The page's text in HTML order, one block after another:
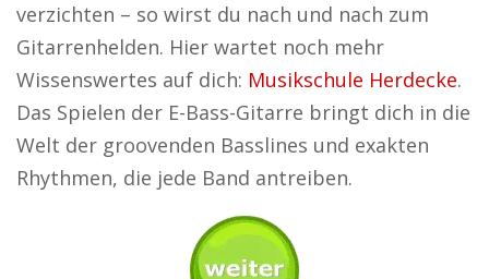
verzichten – so wirst du nach und nach zum
Gitarrenhelden. Hier wartet noch mehr
Wissenswertes auf dich: Musikschule Herdecke.
Das Spielen der E-Bass-Gitarre bringt dich in die
Welt der groovenden Basslines und exakten
Rhythmen, die jede Band antreiben.